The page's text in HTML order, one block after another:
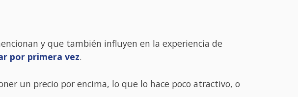
y que también influyen en la experiencia de
por primera vez.
un precio por encima, lo que lo hace poco atractivo, o